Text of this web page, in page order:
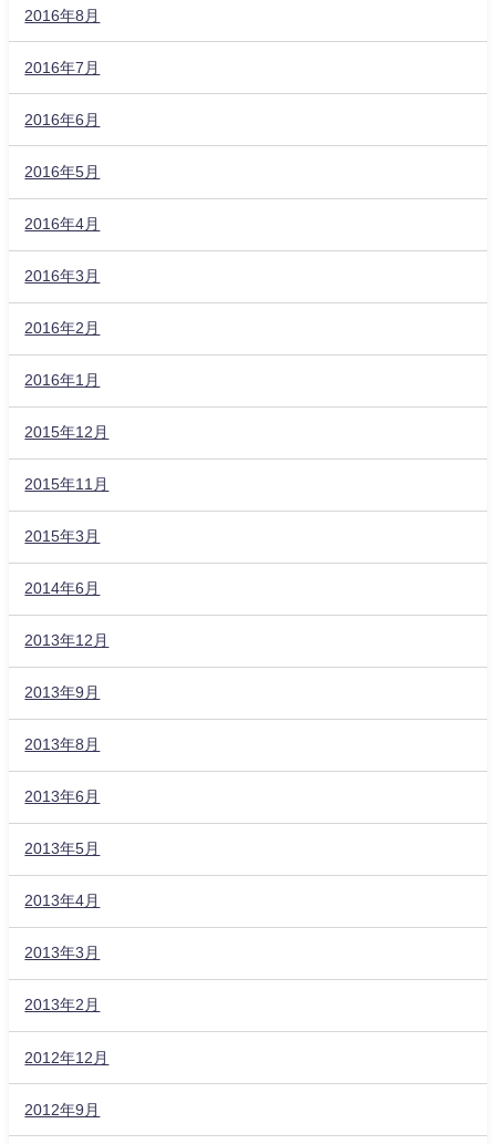
2016年8月
2016年7月
2016年6月
2016年5月
2016年4月
2016年3月
2016年2月
2016年1月
2015年12月
2015年11月
2015年3月
2014年6月
2013年12月
2013年9月
2013年8月
2013年6月
2013年5月
2013年4月
2013年3月
2013年2月
2012年12月
2012年9月